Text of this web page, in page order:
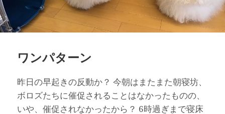
ワンパターン
昨日の早起きの反動か？ 今朝はまたまた朝寝坊、
ボロズたちに催促されることはなかったものの、
いや、催促されなかったから？ 6時過ぎまで寝床